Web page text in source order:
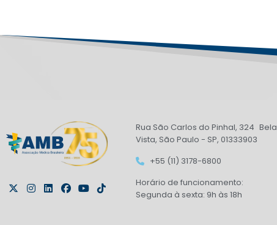
Rua São Carlos do Pinhal, 324 Bela
Vista, São Paulo - SP, 01333903
+55 (11) 3178-6800
Horário de funcionamento:
Segunda à sexta: 9h às 18h